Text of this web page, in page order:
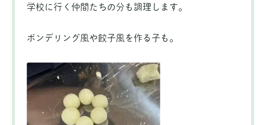
学校に行く仲間たちの分も調理します。
ポンデリング風や餃子風を作る子も。